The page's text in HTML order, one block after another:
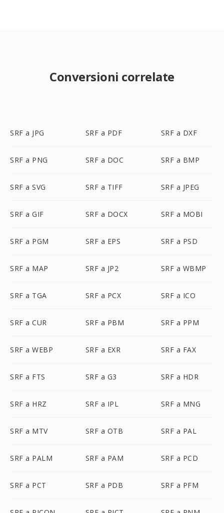
Conversioni correlate
SRF a JPG SRF a PDF SRF a DXF
SRF a PNG SRF a DOC SRF a BMP
SRF a SVG SRF a TIFF SRF a JPEG
SRF a GIF SRF a DOCX SRF a MOBI
SRF a PGM SRF a EPS SRF a PSD
SRF a MAP SRF a JP2 SRF a WBMP
SRF a TGA SRF a PCX SRF a ICO
SRF a CUR SRF a PBM SRF a PPM
SRF a WEBP SRF a EXR SRF a FAX
SRF a FTS SRF a G3 SRF a HDR
SRF a HRZ SRF a IPL SRF a MNG
SRF a MTV SRF a OTB SRF a PAL
SRF a PALM SRF a PAM SRF a PCD
SRF a PCT SRF a PDB SRF a PFM